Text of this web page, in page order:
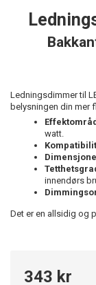
Ledningsdimmer til
belysningen din mer
watt.
innendørs
Det er en allsidig og
343 kr